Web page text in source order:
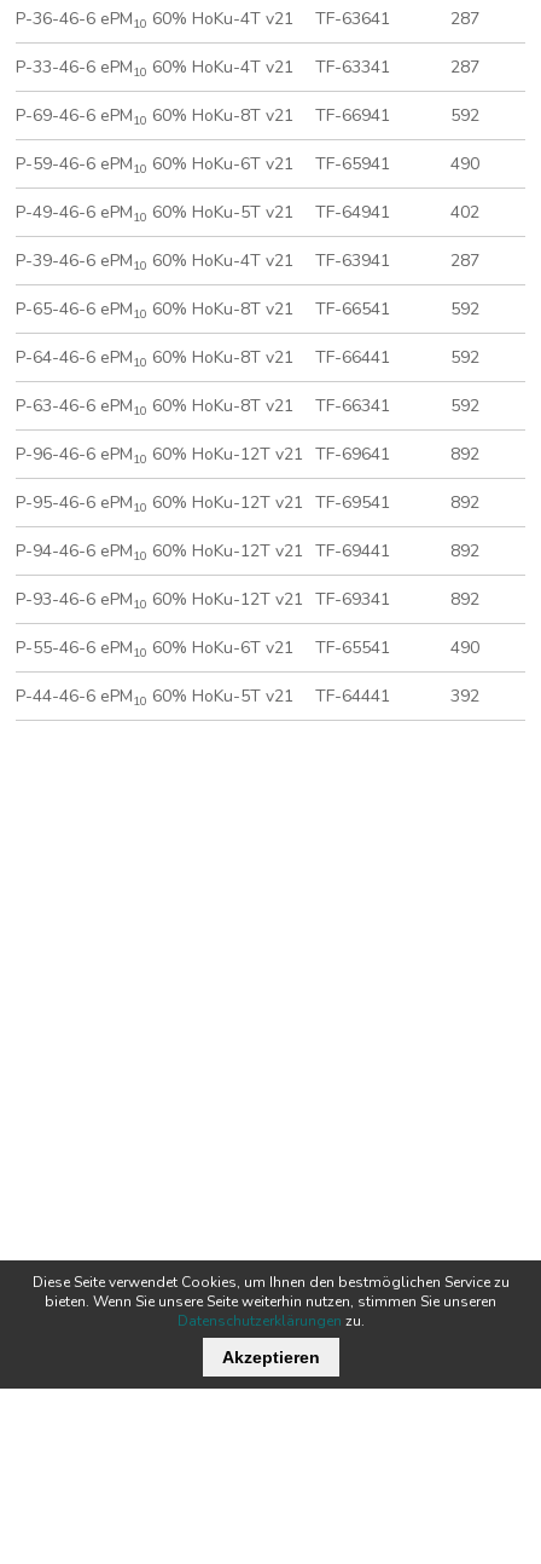
Diese Seite verwendet Cookies, um Ihnen den bestmöglichen Service zu
bieten. Wenn Sie unsere Seite weiterhin nutzen, stimmen Sie unseren
Datenschutzerklärungen zu.
Akzeptieren
P-36-46-6 ePM10 60% HoKu-4T v21 TF-63641 287
P-33-46-6 ePM10 60% HoKu-4T v21 TF-63341 287
P-69-46-6 ePM10 60% HoKu-8T v21 TF-66941 592
P-59-46-6 ePM10 60% HoKu-6T v21 TF-65941 490
P-49-46-6 ePM10 60% HoKu-5T v21 TF-64941 402
P-39-46-6 ePM10 60% HoKu-4T v21 TF-63941 287
P-65-46-6 ePM10 60% HoKu-8T v21 TF-66541 592
P-64-46-6 ePM10 60% HoKu-8T v21 TF-66441 592
P-63-46-6 ePM10 60% HoKu-8T v21 TF-66341 592
P-96-46-6 ePM10 60% HoKu-12T v21 TF-69641 892
P-95-46-6 ePM10 60% HoKu-12T v21 TF-69541 892
P-94-46-6 ePM10 60% HoKu-12T v21 TF-69441 892
P-93-46-6 ePM10 60% HoKu-12T v21 TF-69341 892
P-55-46-6 ePM10 60% HoKu-6T v21 TF-65541 490
P-44-46-6 ePM10 60% HoKu-5T v21 TF-64441 392